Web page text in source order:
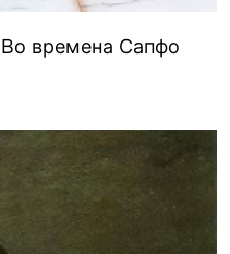
времена Сапфо